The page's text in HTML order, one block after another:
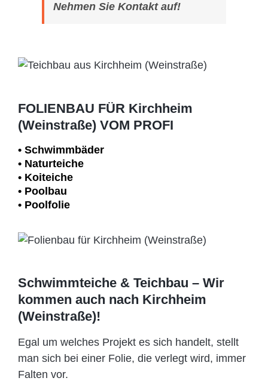
Nehmen Sie Kontakt auf!
FOLIENBAU FÜR Kirchheim
(Weinstraße) VOM PROFI
• Schwimm­bäder
• Naturteiche
• Koiteiche
• Poolbau
• Poolfolie
Schwimmteiche & Teichbau – Wir
kommen auch nach Kirchheim
(Weinstraße)!
Egal um welches Projekt es sich handelt, stellt
man sich bei einer Folie, die verlegt wird, immer
Falten vor.